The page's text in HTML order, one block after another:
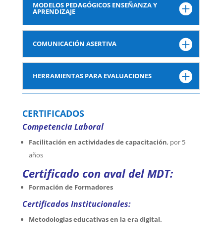
MODELOS PEDAGÓGICOS ENSEÑANZA Y
APRENDIZAJE
COMUNICACIÓN ASERTIVA
HERRAMIENTAS PARA EVALUACIONES
CERTIFICADOS
Competencia Laboral
Facilitación en actividades de capacitación, por 5
años
Certificado con aval del MDT:
Formación de Formadores
Certificados Institucionales:
Metodologías educativas en la era digital.